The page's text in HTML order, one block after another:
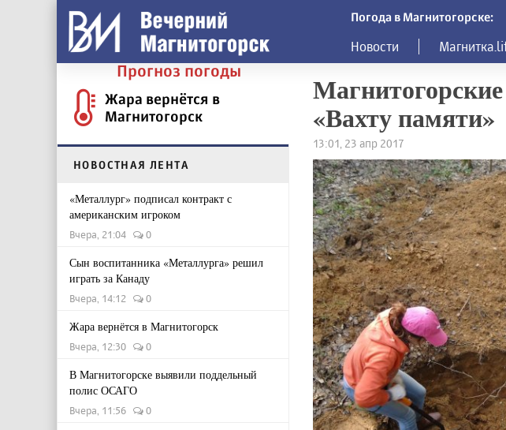
Погода в Магнитогорске:
Новости
Прогноз погоды
Жара вернётся в
Магнитогорск
НОВОСТНАЯ ЛЕНТА
«Металлург» подписал контракт с
американским игроком
Вчера, 21:04 0
Сын воспитанника «Металлурга» решил
играть за Канаду
Вчера, 14:12 0
Жара вернётся в Магнитогорск
Вчера, 12:30 0
В Магнитогорске выявили поддельный
полис ОСАГО
Вчера, 11:56 0
«Вахту памяти»
13:01, 23 апр 2017